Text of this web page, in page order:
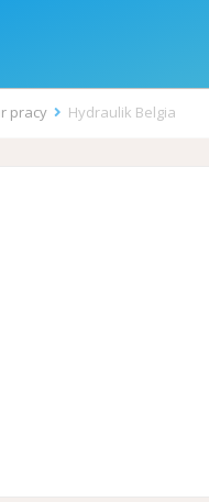
pracy Hydraulik Belgia